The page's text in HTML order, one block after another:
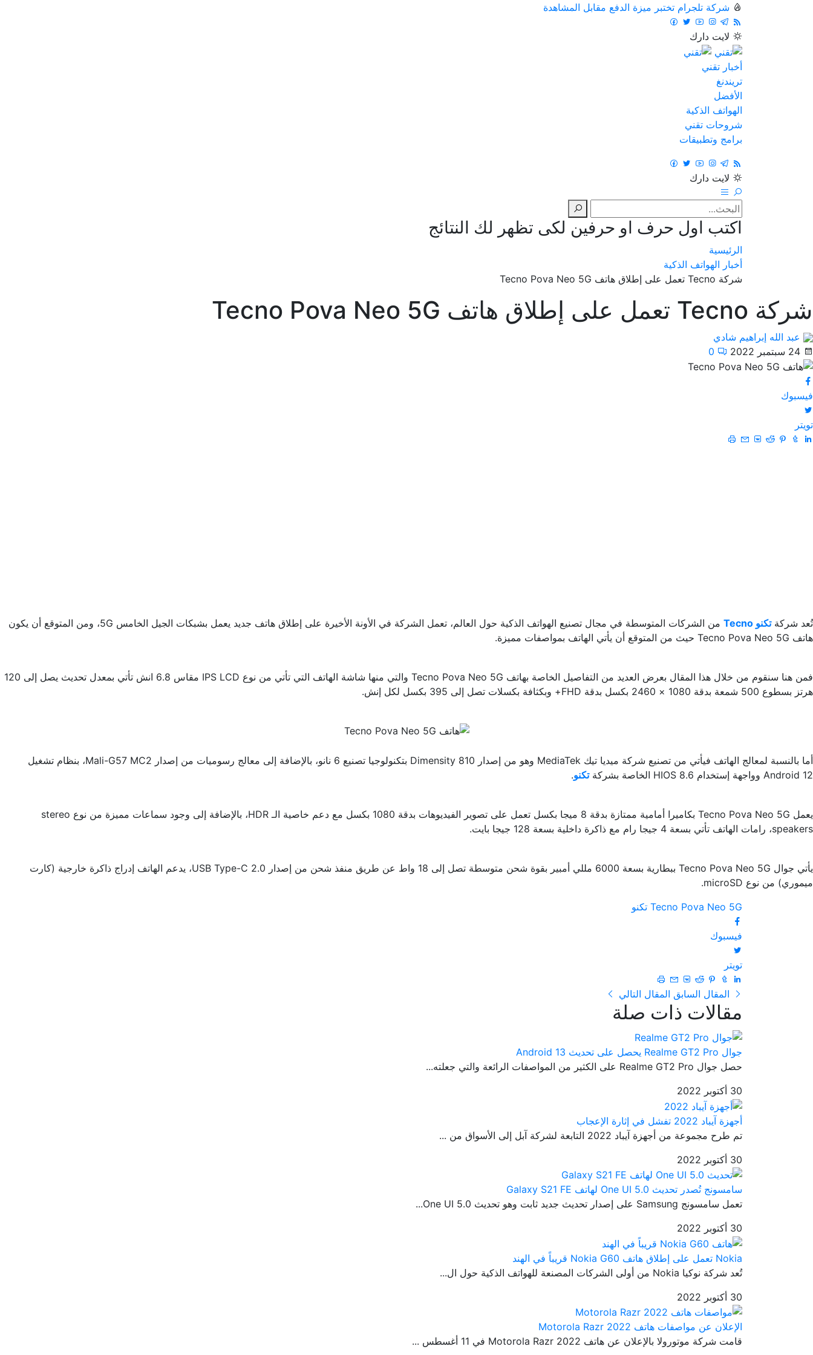
شركة تلجرام تختبر ميزة الدفع مقابل المشاهدة
لايت دارك
أخبار تقني
تريندنغ
الأفضل
الهواتف الذكية
شروحات تقني
برامج وتطبيقات
لايت دارك
اكتب اول حرف او حرفين لكى تظهر لك النتائج
الرئيسية
أخبار الهواتف الذكية
شركة Tecno تعمل على إطلاق هاتف Tecno Pova Neo 5G
شركة Tecno تعمل على إطلاق هاتف Tecno Pova Neo 5G
عبد الله إبراهيم شادي
24 سبتمبر 2022
0
فيسبوك
تويتر
تُعد شركةتكنو Tecno
من الشركات المتوسطة في مجال تصنيع الهواتف الذكية حول العالم، تعمل الشركة في الأونة الأخيرة على إطلاق هاتف جديد يعمل بشبكات الجيل الخامس 5G، ومن المتوقع أن يكون
هاتف Tecno Pova Neo 5G حيث من المتوقع أن يأتي الهاتف بمواصفات مميزة.
فمن هنا سنقوم من خلال هذا المقال بعرض العديد من التفاصيل الخاصة بهاتف Tecno Pova Neo 5G والتي منها شاشة الهاتف التي تأتي من نوع IPS LCD مقاس 6.8 انش تأتي بمعدل تحديث يصل إلى 120
هرتز بسطوع 500 شمعة بدقة 1080 × 2460 بكسل بدقة FHD+ وبكثافة بكسلات تصل إلى 395 بكسل لكل إنش.
أما بالنسبة لمعالج الهاتف فيأتي من تصنيع شركة ميديا تيك MediaTek وهو من إصدار Dimensity 810 بتكنولوجيا تصنيع 6 نانو، بالإضافة إلى معالج رسوميات من إصدار Mali-G57 MC2، بنظام تشغيل
Android 12 وواجهة إستخدام HIOS 8.6 الخاصة بشركة
تكنو.
يعمل Tecno Pova Neo 5G بكاميرا أمامية ممتازة بدقة 8 ميجا بكسل تعمل على تصوير الفيديوهات بدقة 1080 بكسل مع دعم خاصية الـ HDR، بالإضافة إلى وجود سماعات مميزة من نوع stereo
speakers، رامات الهاتف تأتي بسعة 4 جيجا رام مع ذاكرة داخلية بسعة 128 جيجا بايت.
يأتي جوال Tecno Pova Neo 5G ببطارية بسعة 6000 مللي أمبير بقوة شحن متوسطة تصل إلى 18 واط عن طريق منفذ شحن من إصدار USB Type-C 2.0، يدعم الهاتف إدراج ذاكرة خارجية (كارت
ميموري) من نوع microSD.
Tecno Pova Neo 5G تكنو
فيسبوك
تويتر
المقال السابق المقال التالي
مقالات ذات صلة
جوال Realme GT2 Pro يحصل على تحديث Android 13
حصل جوال Realme GT2 Pro على الكثير من المواصفات الرائعة والتي جعلته...
30 أكتوبر 2022
أجهزة آيباد 2022 تفشل في إثارة الإعجاب
تم طرح مجموعة من أجهزة آيباد 2022 التابعة لشركة آبل إلى الأسواق من ...
30 أكتوبر 2022
سامسونج تُصدر تحديث One UI 5.0 لهاتف Galaxy S21 FE
تعمل سامسونج Samsung على إصدار تحديث جديد ثابت وهو تحديث One UI 5.0...
30 أكتوبر 2022
Nokia تعمل على إطلاق هاتف Nokia G60 قريباً في الهند
تُعد شركة نوكيا Nokia من أولى الشركات المصنعة للهواتف الذكية حول ال...
30 أكتوبر 2022
الإعلان عن مواصفات هاتف Motorola Razr 2022
قامت شركة موتورولا بالإعلان عن هاتف Motorola Razr 2022 في 11 أغسطس ...